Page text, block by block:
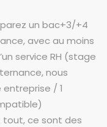
un bac+3/+4
avec au moins
service RH (stage
nous
/ 1
tout, ce sont des